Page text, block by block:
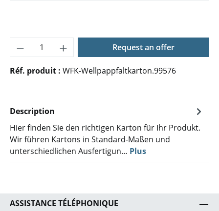
Quantité de produit : Entrez la
Request an offer
Réf. produit : WFK-Wellpappfaltkarton.99576
Description
Hier finden Sie den richtigen Karton für Ihr Produkt.
Wir führen Kartons in Standard-Maßen und
unterschiedlichen Ausfertigun… Plus
ASSISTANCE TÉLÉPHONIQUE